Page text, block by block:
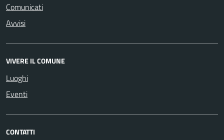
Comunicati
Avvisi
VIVERE IL COMUNE
Luoghi
Eventi
CONTATTI